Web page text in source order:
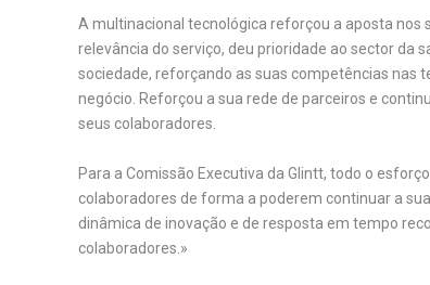
A multinacional tecnológica reforçou a aposta nos
relevância do serviço, deu prioridade ao sector da
sociedade, reforçando as suas competências nas
negócio. Reforçou a sua rede de parceiros e
seus colaboradores.
Para a Comissão Executiva da Glintt, todo o
colaboradores de forma a poderem continuar a
dinâmica de inovação e de resposta em tempo
colaboradores.»